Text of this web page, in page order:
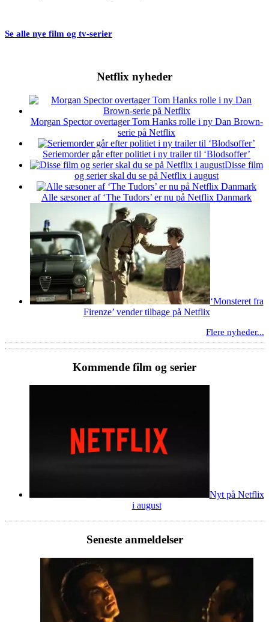
Se alle nye film og tv-serier
Netflix nyheder
Morgan Spector overtager Tom Hanks rolle i ny Dan Brown-
serie på Netflix
Seriemorder går efter politiet i ny trailer til ‘Blodsoffer’
Disse film
og serier skal du se på Netflix i august
Alle sæsoner af ‘The Tudors’ er nu på Netflix Danmark
‘Monsteret fra
Firenze’ vender tilbage på Netflix
Flere nyheder...
Kommende film og serier
Nyt på Netflix
i august
Seneste anmeldelser